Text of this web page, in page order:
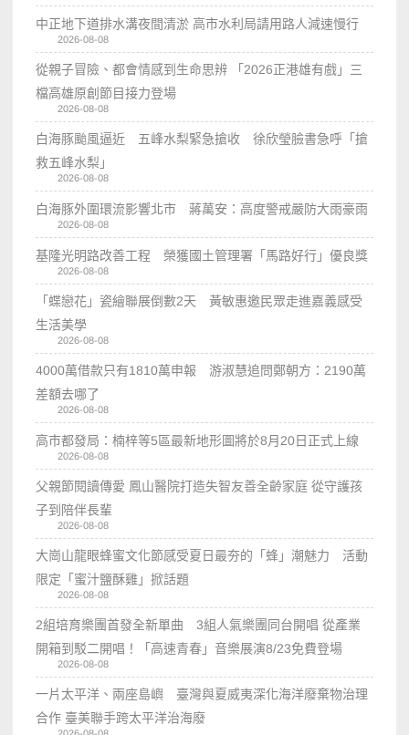
中正地下道排水溝夜間清淤 高市水利局請用路人減速慢行
2026-08-08
從親子冒險、都會情感到生命思辨 「2026正港雄有戲」三
檔高雄原創節目接力登場
2026-08-08
白海豚颱風逼近 五峰水梨緊急搶收 徐欣瑩臉書急呼「搶
救五峰水梨」
2026-08-08
白海豚外圍環流影響北市 蔣萬安：高度警戒嚴防大雨豪雨
2026-08-08
基隆光明路改善工程 榮獲國土管理署「馬路好行」優良獎
2026-08-08
「蝶戀花」瓷繪聯展倒數2天 黃敏惠邀民眾走進嘉義感受
生活美學
2026-08-08
4000萬借款只有1810萬申報 游淑慧追問鄭朝方：2190萬
差額去哪了
2026-08-08
高市都發局：楠梓等5區最新地形圖將於8月20日正式上線
2026-08-08
父親節閱讀傳愛 鳳山醫院打造失智友善全齡家庭 從守護孩
子到陪伴長輩
2026-08-08
大崗山龍眼蜂蜜文化節感受夏日最夯的「蜂」潮魅力 活動
限定「蜜汁鹽酥雞」掀話題
2026-08-08
2組培育樂團首發全新單曲 3組人氣樂團同台開唱 從產業
開箱到駁二開唱！「高速青春」音樂展演8/23免費登場
2026-08-08
一片太平洋、兩座島嶼 臺灣與夏威夷深化海洋廢棄物治理
合作 臺美聯手跨太平洋治海廢